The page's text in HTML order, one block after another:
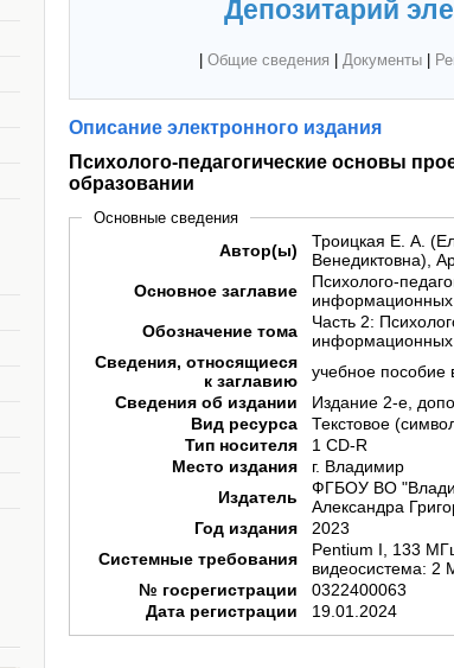
Депозитарий
Общие сведения Документы|
Описание электронного издания
Психолого-педагогические основы
образовании
Основные сведения
Автор(ы)
Троицкая Е. А.
Венедиктовна),
Основное заглавие
Психолого-
информационных
Обозначение тома
Часть 2:
информационных
Сведения, относящиеся
к заглавию
учебное пособие
Сведения об издании
Издание 2-е,
Вид ресурса
Текстовое
Тип носителя
1 CD-R
Место издания
г. Владимир
Издатель
ФГБОУ ВО
Александра
Год издания
2023
Системные требования
Pentium I, 133
видеосистема: 2
№ госрегистрации
0322400063
Дата регистрации
19.01.2024